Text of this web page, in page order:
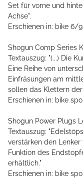
Set für vorne und
Achse".
Erschienen in: bike 6/
Shogun Comp Series
Textauszug: "(...) Die
Eine Reihe von
Einfräsungen am
sollen das Klettern
Erschienen in: bike
Shogun Power Plugs
Textauszug:
verstärken den
Funktion des
erhältlich."
Erschienen in: bike